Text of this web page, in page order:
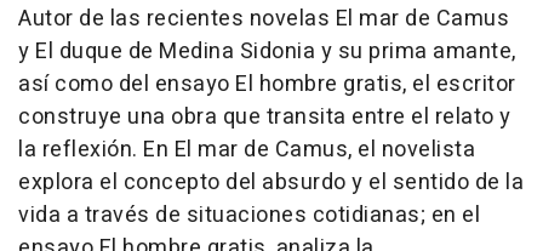
Autor de las recientes novelas El mar de Camus
y El duque de Medina Sidonia y su prima amante,
así como del ensayo El hombre gratis, el escritor
construye una obra que transita entre el relato y
la reflexión. En El mar de Camus, el novelista
explora el concepto del absurdo y el sentido de la
vida a través de situaciones cotidianas; en el